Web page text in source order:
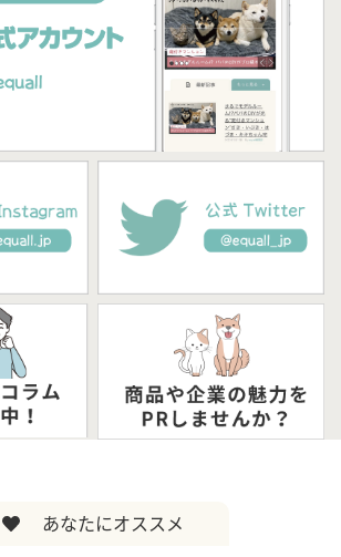
あなたにオススメ